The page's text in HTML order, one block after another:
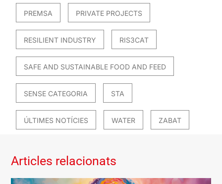
PREMSA PRIVATE PROJECTS
RESILIENT INDUSTRY RIS3CAT
SAFE AND SUSTAINABLE FOOD AND FEED
SENSE CATEGORIA STA
ÚLTIMES NOTÍCIES WATER ZABAT
Articles relacionats